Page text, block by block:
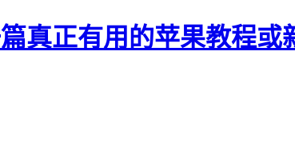
真正有用的苹果教程或